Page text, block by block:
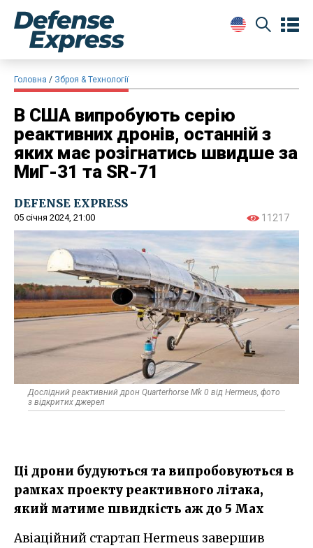
Головна Зброя & Технології
В США випробують серію
реактивних дронів, останній з
яких має розігнатись швидше за
МиГ-31 та SR-71
DEFENSE EXPRESS
05 січня 2024, 21:00 11217
Дослідний реактивний дрон Quarterhorse Mk 0 від Hermeus, фото
з відкритих джерел
Ці дрони будуються та випробовуються в
рамках проекту реактивного літака,
який матиме швидкість аж до 5 Мах
Авіаційний стартап Hermeus завершив